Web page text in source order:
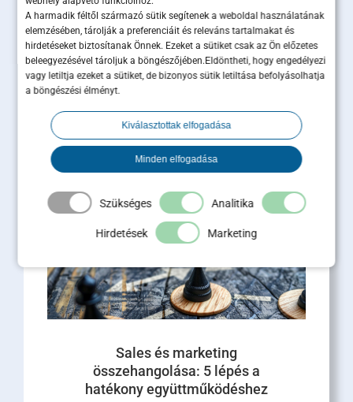
A harmadik féltől származó sütik segítenek a weboldal használatának
elemzésében, tárolják a preferenciáit és releváns tartalmakat és
hirdetéseket biztosítanak Önnek. Ezeket a sütiket csak az Ön előzetes
beleegyezésével tároljuk a böngészőjében.Eldöntheti, hogy engedélyezi
vagy letiltja ezeket a sütiket, de bizonyos sütik letiltása befolyásolhatja
a böngészési élményt.
Kiválasztottak elfogadása
Minden elfogadása
Szükséges Analitika
Hirdetések Marketing
Ügyfélmegtartás B2B-ben: miért
ér többet egy megtartott ügyfél,
Az ügyfélmegtartás B2B-ben közvetlen hatással
van az árbevételre, a profitra és a cég piaci
értékére. Miközben a marketingbüdzsék nagy
része [...]
Tovább olvasom
Sales és marketing
összehangolása: 5 lépés a
hatékony együttműködéshez